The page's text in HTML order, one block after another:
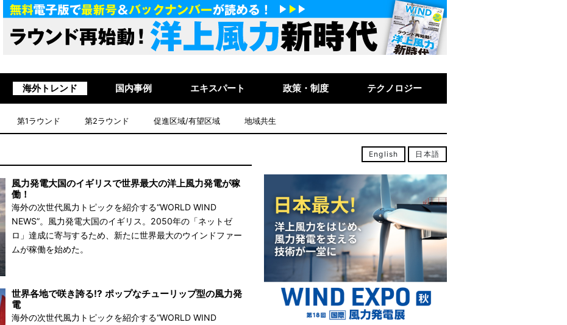
海外トレンド 国内事例 エキスパート 政策・制度 テクノロジー
第1ラウンド 第2ラウンド 促進区域/有望区域 地域共生
海外の次世代風力トピックを紹介する“WORLD WIND
NEWS”。風力発電大国のイギリス。2050年の「ネットゼ
ロ」達成に寄与するため、新たに世界最大のウインドファー
ムが稼働を始めた。
風力発電大国のイギリスで世界最大の洋上風力発電が稼
働！
海外の次世代風力トピックを紹介する“WORLD WIND
世界各地で咲き誇る!? ポップなチューリップ型の風力発
電
English 日本語